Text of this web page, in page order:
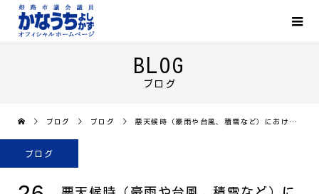
BLOG
ブログ
ブログ ブログ 悪天候時（豪雨や台風、積雪など）における家庭ごみの収集
ブログ